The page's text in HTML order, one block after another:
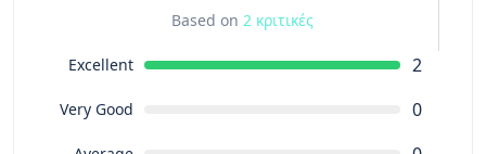
Based on 2 κριτικές
Excellent 2
Very Good 0